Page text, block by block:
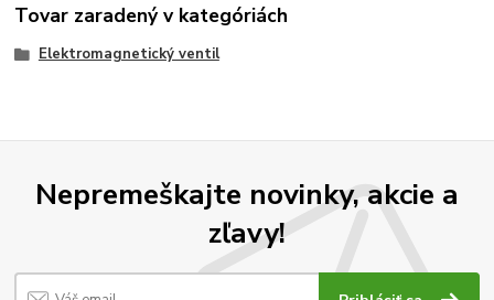
Tovar zaradený v kategóriách
Elektromagnetický ventil
Nepremeškajte novinky, akcie a
zľavy!